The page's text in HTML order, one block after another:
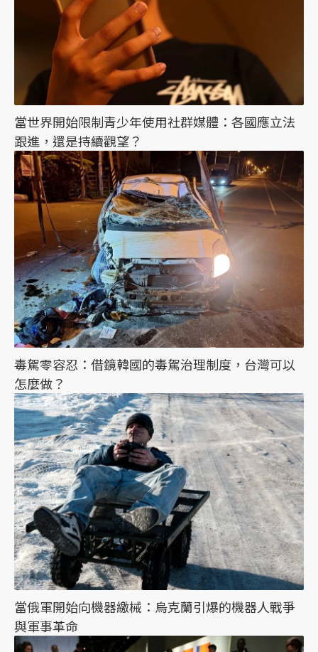
當世界開始限制青少年使用社群媒體：各國應立法
跟進，還是持續觀望？
毒駕零容忍：借鏡韓國的毒駕治理制度，台灣可以
怎麼做？
當俄軍開始向機器繳械：烏克蘭引爆的機器人戰爭
與軍事革命